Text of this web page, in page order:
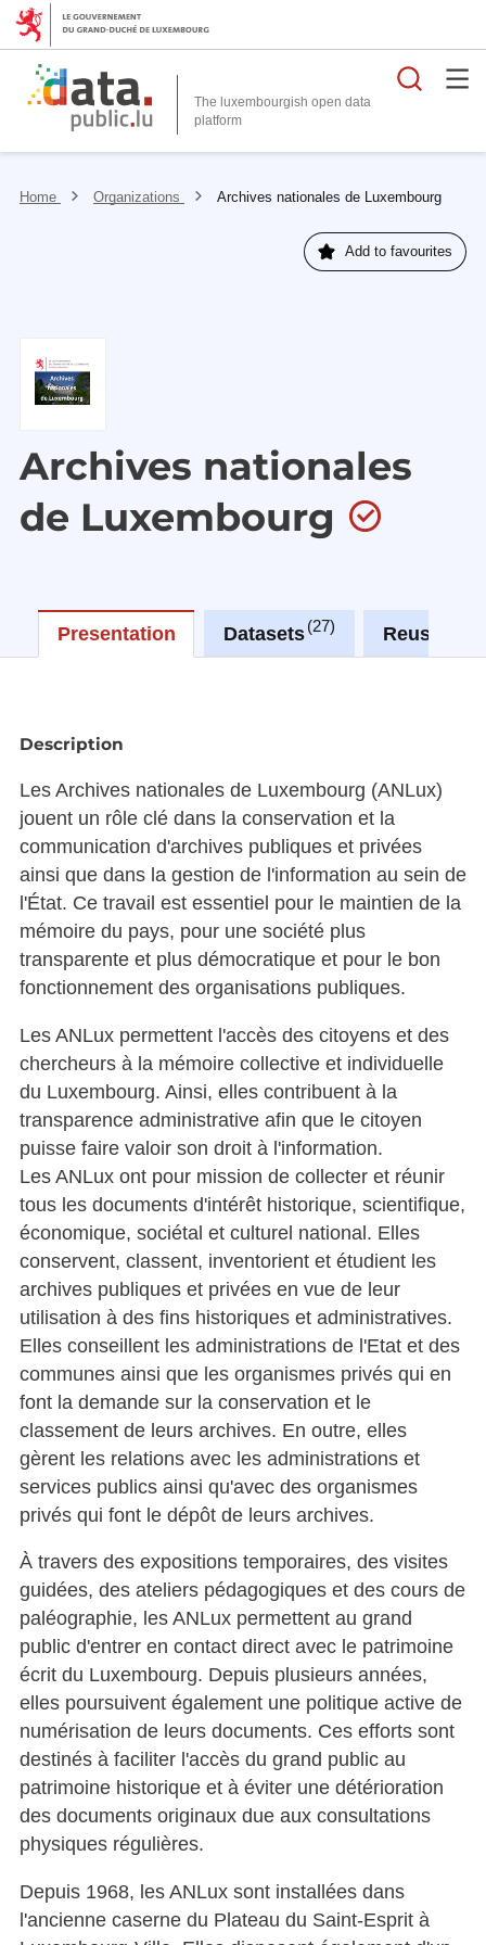
The luxembourgish open data
platform
Home Organizations Archives nationales de Luxembourg
Add to favourites
Archives nationales
de Luxembourg
Presentation Datasets 27 Reuses
Description
Les Archives nationales de Luxembourg (ANLux)
jouent un rôle clé dans la conservation et la
communication d'archives publiques et privées
ainsi que dans la gestion de l'information au sein de
l'État. Ce travail est essentiel pour le maintien de la
mémoire du pays, pour une société plus
transparente et plus démocratique et pour le bon
fonctionnement des organisations publiques.
Les ANLux permettent l'accès des citoyens et des
chercheurs à la mémoire collective et individuelle
du Luxembourg. Ainsi, elles contribuent à la
transparence administrative afin que le citoyen
puisse faire valoir son droit à l'information.
Les ANLux ont pour mission de collecter et réunir
tous les documents d'intérêt historique, scientifique,
économique, sociétal et culturel national. Elles
conservent, classent, inventorient et étudient les
archives publiques et privées en vue de leur
utilisation à des fins historiques et administratives.
Elles conseillent les administrations de l'Etat et des
communes ainsi que les organismes privés qui en
font la demande sur la conservation et le
classement de leurs archives. En outre, elles
gèrent les relations avec les administrations et
services publics ainsi qu'avec des organismes
privés qui font le dépôt de leurs archives.
À travers des expositions temporaires, des visites
guidées, des ateliers pédagogiques et des cours de
paléographie, les ANLux permettent au grand
public d'entrer en contact direct avec le patrimoine
écrit du Luxembourg. Depuis plusieurs années,
elles poursuivent également une politique active de
numérisation de leurs documents. Ces efforts sont
destinés à faciliter l'accès du grand public au
patrimoine historique et à éviter une détérioration
des documents originaux due aux consultations
physiques régulières.
Depuis 1968, les ANLux sont installées dans
l'ancienne caserne du Plateau du Saint-Esprit à